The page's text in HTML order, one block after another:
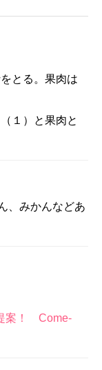
とる。果肉は
１）と果肉と
、みかんなどあ
案！ Come-